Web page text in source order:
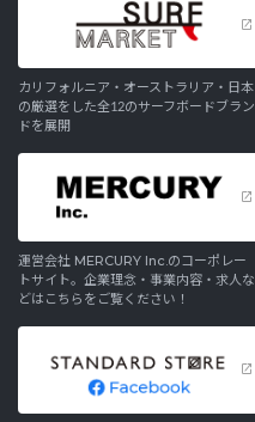
カリフォルニア・オーストラリア・日本
の厳選をした全12のサーフボードブラン
ドを展開
運営会社 MERCURY Inc.のコーポレー
トサイト。企業理念・事業内容・求人な
どはこちらをご覧ください！